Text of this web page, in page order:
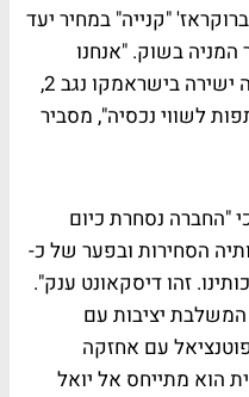
"קנייה" במחיר יעד
מעל מחיר המניה בשוק. "אנחנו
ממליצים על נפטא על פני אחזקה ישירה בישראמקו נגב 2,
לשווי נכסיה", מסביר
"החברה נסחרת כיום
אחזקותיה הסחירות ובפער של כ-
זהו דיסקאונט ענק".
המשלבת יציבות עם
סיטי (59%) ופוטנציאל עם אחזקה
הנוכחית הוא מתייחס אל יואל